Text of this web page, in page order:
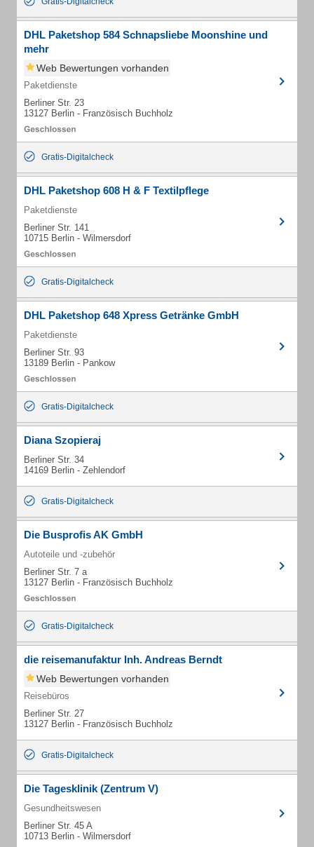
DHL Paketshop 584 Schnapsliebe Moonshine und
mehr
Web Bewertungen vorhanden
Paketdienste
Berliner Str. 23
13127 Berlin - Französisch Buchholz
Gratis-Digitalcheck
DHL Paketshop 608 H & F Textilpflege
Paketdienste
Berliner Str. 141
10715 Berlin - Wilmersdorf
Gratis-Digitalcheck
DHL Paketshop 648 Xpress Getränke GmbH
Paketdienste
Berliner Str. 93
13189 Berlin - Pankow
Gratis-Digitalcheck
Diana Szopieraj
Berliner Str. 34
14169 Berlin - Zehlendorf
Gratis-Digitalcheck
Die Busprofis AK GmbH
Autoteile und -zubehör
Berliner Str. 7 a
13127 Berlin - Französisch Buchholz
Gratis-Digitalcheck
die reisemanufaktur Inh. Andreas Berndt
Web Bewertungen vorhanden
Reisebüros
Berliner Str. 27
13127 Berlin - Französisch Buchholz
Gratis-Digitalcheck
Die Tagesklinik (Zentrum V)
Gesundheitswesen
Berliner Str. 45 A
10713 Berlin - Wilmersdorf